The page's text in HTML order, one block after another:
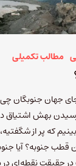
مطالب تکمیلی
جهان جنوبگان چی
بهش اشتیاق
که پر از
قطب جنوبه؟ آیا
حقیقت نقطه‌ای در